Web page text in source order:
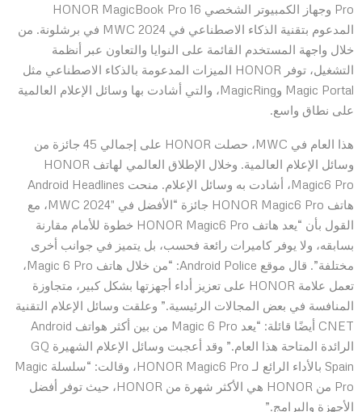
Pro وجهاز الكمبيوتر الشخصي HONOR MagicBook Pro 16
المدعوم بتقنية الذكاء الاصطناعي في MWC 2024 في برشلونة. من
خلال واجهة المستخدم القائمة على النوايا والتعاون عبر أنظمة
التشغيل، توفر HONOR الميزات المدعومة بالذكاء الاصطناعي مثل
Magic Portal وMagicRing، والتي أشادت بها وسائل الإعلام العالمية
على نطاق واسع.
هذا العام في MWC، حصلت HONOR على إجمالي 45 جائزة من
وسائل الإعلام العالمية. وخلال الإطلاق العالمي لهاتف HONOR
Magic6 Pro، أشادت به وسائل الإعلام. منحت Android Headlines
هاتف HONOR Magic6 Pro جائزة “الأفضل في MWC 2024″، مع
القول بأن “يعد هاتف HONOR Magic6 Pro خطوة للأمام مقارنة
بسابقه، ولا يوفر كاميرات رائعة فحسب، بل يتميز في جوانب أخرى
مختلفة”. قال موقع Android Police: “من خلال هاتف Magic 6 Pro،
تعمل علامة HONOR على تعزيز أداء أجهزتها بشكل كبير، متجاوزة
المنافسة في بعض المجالات الرئيسية.” وعلقت وسائل الإعلام التقنية
CNET أيضًا قائلة: “يعد Magic 6 Pro من بين أكثر هواتف Android
الرائدة المتاحة هذا العام.” وقد أعجبت وسائل الإعلام الشهيرة GQ
Spain بالأداء الرائع لـ HONOR Magic6 Pro، وقالت: “سلسلة Magic
Pro من HONOR هي الأكثر شهرة من HONOR، حيث توفر أفضل
الأجهزة والبرامج.”